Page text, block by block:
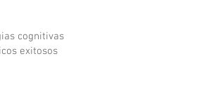
cognitivas
exitosos